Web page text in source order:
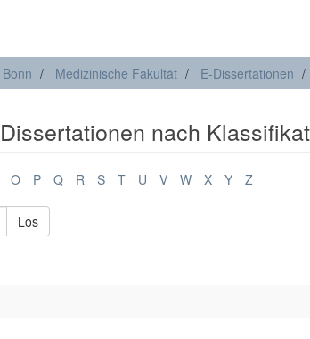
Medizinische Fakultät E-Dissertationen
nach
O P Q R S T U V W X Y Z
Los